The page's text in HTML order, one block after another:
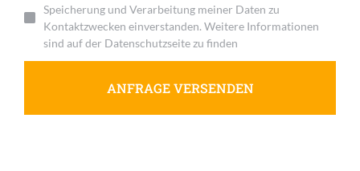
Speicherung und Verarbeitung meiner Daten zu
Kontaktzwecken einverstanden. Weitere Informationen
sind auf der Datenschutzseite zu finden
ANFRAGE VERSENDEN